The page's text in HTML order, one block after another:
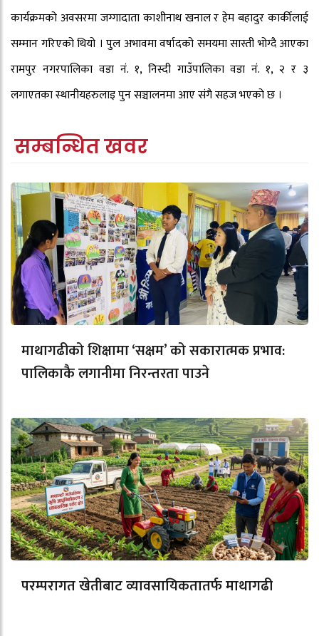
कार्यक्रमको अवसरमा जग्गादाता काशीनाथ खनाल र हेम बहादुर कार्कीलाई
सम्मान गरिएको थियो । पुल अभावमा वर्षादको समयमा सास्ती भोग्दै आएका
रामपुर नगरपालिका वडा नं. १, निस्दी गाउँपालिका वडा नं. १, २ र ३
लगाएतका स्थानीयहरुलाइ पुन सञ्चालनमा आए संगै सहज भएको छ ।
सम्बन्धित खवर
माथागढीको शिक्षामा ‘सक्षम’ को सकारात्मक प्रभाव:
पालिकाकै लगानीमा निरन्तरता पाउने
परम्परागत खेतीबाट व्यावसायिकतातर्फ माथागढी